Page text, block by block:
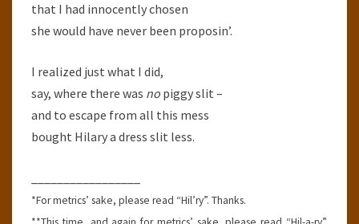
that I had innocently chosen
she would have never been proposin’.
I realized just what I did,
say, where there was no piggy slit –
and to escape from all this mess
bought Hilary a dress slit less.
*For metrics’ sake, please read “Hil’ry”. Thanks.